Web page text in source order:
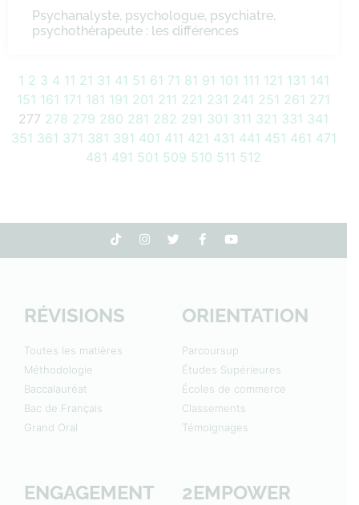
Psychanalyste, psychologue, psychiatre,
psychothérapeute : les différences
1 2 3 4 11 21 31 41 51 61 71 81 91 101 111 121 131 141
151 161 171 181 191 201 211 221 231 241 251 261 271
277 278 279 280 281 282 291 301 311 321 331 341
351 361 371 381 391 401 411 421 431 441 451 461 471
481 491 501 509 510 511 512
RÉVISIONS
Toutes les matières
Méthodologie
Baccalauréat
Bac de Français
Grand Oral
ORIENTATION
Parcoursup
Études Supérieures
Écoles de commerce
Classements
Témoignages
ENGAGEMENT 2EMPOWER